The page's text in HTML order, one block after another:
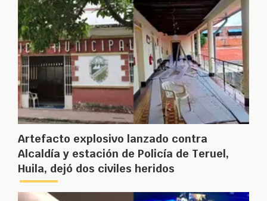
Artefacto explosivo lanzado contra
Alcaldía y estación de Policía de Teruel,
Huila, dejó dos civiles heridos